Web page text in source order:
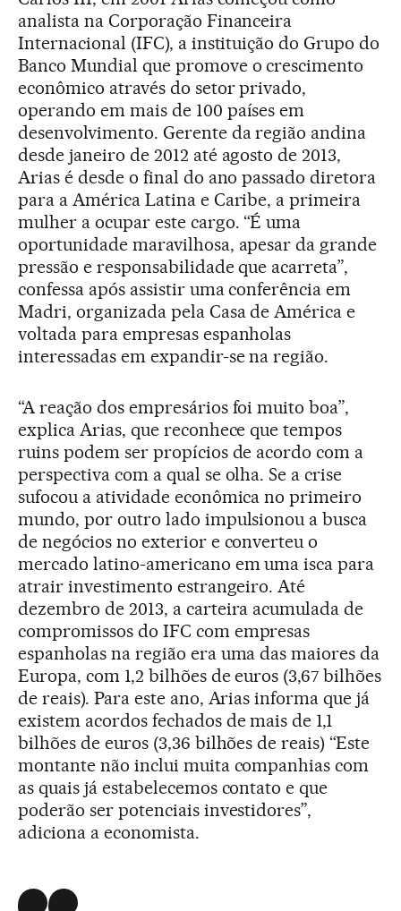
analista na Corporação Financeira
Internacional (IFC), a instituição do Grupo do
Banco Mundial que promove o crescimento
econômico através do setor privado,
operando em mais de 100 países em
desenvolvimento. Gerente da região andina
desde janeiro de 2012 até agosto de 2013,
Arias é desde o final do ano passado diretora
para a América Latina e Caribe, a primeira
mulher a ocupar este cargo. “É uma
oportunidade maravilhosa, apesar da grande
pressão e responsabilidade que acarreta”,
confessa após assistir uma conferência em
Madri, organizada pela Casa de América e
voltada para empresas espanholas
interessadas em expandir-se na região.
“A reação dos empresários foi muito boa”,
explica Arias, que reconhece que tempos
ruins podem ser propícios de acordo com a
perspectiva com a qual se olha. Se a crise
sufocou a atividade econômica no primeiro
mundo, por outro lado impulsionou a busca
de negócios no exterior e converteu o
mercado latino-americano em uma isca para
atrair investimento estrangeiro. Até
dezembro de 2013, a carteira acumulada de
compromissos do IFC com empresas
espanholas na região era uma das maiores da
Europa, com 1,2 bilhões de euros (3,67 bilhões
de reais). Para este ano, Arias informa que já
existem acordos fechados de mais de 1,1
bilhões de euros (3,36 bilhões de reais) “Este
montante não inclui muita companhias com
as quais já estabelecemos contato e que
poderão ser potenciais investidores”,
adiciona a economista.